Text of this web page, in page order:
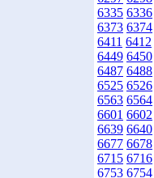
6335 6336
6373 6374
6411 6412
6449 6450
6487 6488
6525 6526
6563 6564
6601 6602
6639 6640
6677 6678
6715 6716
6753 6754